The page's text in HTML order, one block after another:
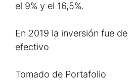
el 9% y el 16,5%.
En 2019 la inversión fue
efectivo
Tomado de Portafolio